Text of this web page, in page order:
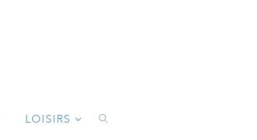
LOISIRS